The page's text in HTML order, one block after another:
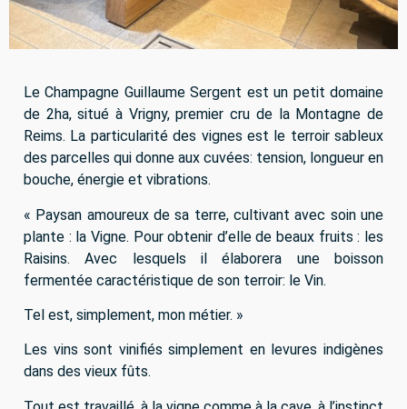
Le Champagne Guillaume Sergent est un petit domaine
de 2ha, situé à Vrigny, premier cru de la Montagne de
Reims. La particularité des vignes est le terroir sableux
des parcelles qui donne aux cuvées: tension, longueur en
bouche, énergie et vibrations.
« Paysan amoureux de sa terre, cultivant avec soin une
plante : la Vigne. Pour obtenir d’elle de beaux fruits : les
Raisins. Avec lesquels il élaborera une boisson
fermentée caractéristique de son terroir: le Vin.
Tel est, simplement, mon métier. »
Les vins sont vinifiés simplement en levures indigènes
dans des vieux fûts.